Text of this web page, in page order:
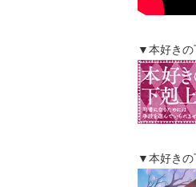
▼本好きの
▼本好きの